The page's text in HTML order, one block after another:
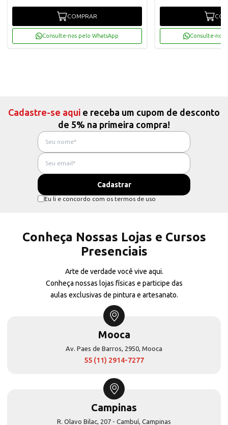
COMPRAR
Consulte-nos pelo WhatsApp Consulte-nos
Cadastre-se aqui e receba um cupom de desconto
de 5% na primeira compra!
Eu li e concordo com os termos de uso
Conheça Nossas Lojas e Cursos
Presenciais
Arte de verdade você vive aqui.
Conheça nossas lojas físicas e participe das
aulas exclusivas de pintura e artesanato.
Mooca
Av. Paes de Barros, 2950, Mooca
55 (11) 2914-7277
Campinas
R. Olavo Bilac, 207 - Cambuí, Campinas